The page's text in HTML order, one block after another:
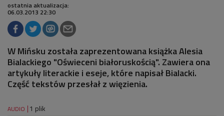
ostatnia aktualizacja:
06.03.2013 22:30
W Mińsku została zaprezentowana książka Alesia
Bialackiego "Oświeceni białoruskością". Zawiera ona
artykuły literackie i eseje, które napisał Bialacki.
Część tekstów przesłał z więzienia.
AUDIO 1 plik